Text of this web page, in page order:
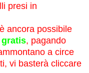
presi in
ancora possibile
, pagando
a circe
vi basterà cliccare